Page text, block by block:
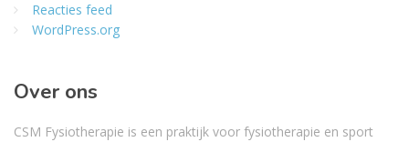
Reacties feed
WordPress.org
Over ons
CSM Fysiotherapie is een praktijk voor fysiotherapie en sport